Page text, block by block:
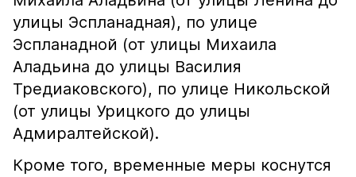
улицы Эспланадная), по улице
Эспланадной (от улицы Михаила
Аладьина до улицы Василия
Тредиаковского), по улице Никольской
(от улицы Урицкого до улицы
Адмиралтейской).
Кроме того, временные меры коснутся